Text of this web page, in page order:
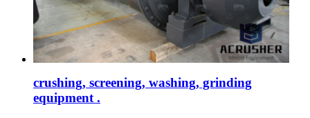
crushing, screening, washing, grinding
equipment .